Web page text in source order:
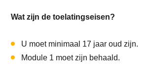
Wat zijn de toelatingseisen?
U moet minimaal 17 jaar oud zijn.
Module 1 moet zijn behaald.